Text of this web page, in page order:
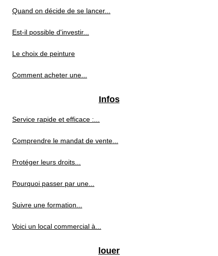
Quand on décide de se lancer...
Est-il possible d'investir...
Le choix de peinture
Comment acheter une...
Infos
Service rapide et efficace :...
Comprendre le mandat de vente...
Protéger leurs droits...
Pourquoi passer par une...
Suivre une formation...
Voici un local commercial à...
louer